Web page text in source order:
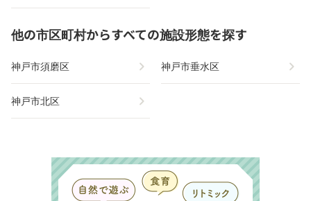
他の市区町村からすべての施設形態を探す
神戸市須磨区 chevron_right 神戸市垂水区 chevron_right
神戸市北区 chevron_right